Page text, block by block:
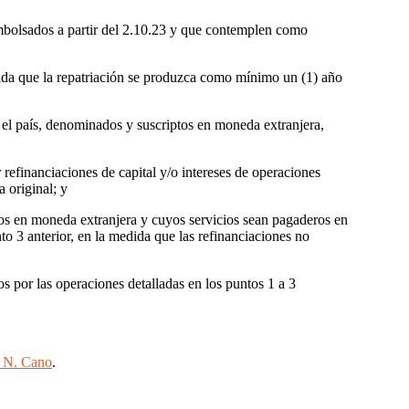
a partir del 2.10.23 y que contemplen como
que la repatriación se produzca como mínimo un (1) año
país, denominados y suscriptos en moneda extranjera,
de capital y/o intereses de operaciones
original; y
moneda extranjera y cuyos servicios sean pagaderos en
3 anterior, en la medida que las refinanciaciones no
por las operaciones detalladas en los puntos 1 a 3
N. Cano.